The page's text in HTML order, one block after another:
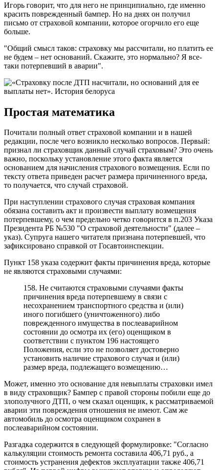
Игорь говорит, что для него не принципиально, где именно
красить поврежденный бампер. Но на днях он получил
письмо от страховой компании, которое огорчило его еще
больше.
"Общий смысл таков: страховку мы рассчитали, но платить ее
не будем – нет оснований. Скажите, это нормально? Я все-
таки потерпевший в аварии".
Простая математика
Почитали полный ответ страховой компании и в нашей
редакции, после чего возникло несколько вопросов. Первый:
признал ли страховщик данный случай страховым? Это очень
важно, поскольку установление этого факта является
основанием для начисления страхового возмещения. Если по
тексту ответа приведен расчет размера причиненного вреда,
то получается, что случай страховой.
При наступлении страхового случая страховая компания
обязана составить акт и произвести выплату возмещения
потерпевшему, о чем предельно четко говорится в п.203 Указа
Президента РБ №530 "О страховой деятельности" (далее –
указ). Супруга нашего читателя признана потерпевшей, что
зафиксировано справкой от Госавтоинспекции.
Пункт 158 указа содержит факты причинения вреда, которые
не являются страховыми случаями:
158. Не считаются страховыми случаями факты
причинения вреда потерпевшему в связи с
несохранением транспортного средства и (или)
иного погибшего (уничтоженного) либо
поврежденного имущества в послеаварийном
состоянии до осмотра их (его) оценщиком в
соответствии с пунктом 196 настоящего
Положения, если это не позволяет достоверно
установить наличие страхового случая и (или)
размер вреда, подлежащего возмещению…
Может, именно это основание для невыплаты страховки имел
в виду страховщик? Бампер с правой стороны побили еще до
злополучного ДТП, о чем сказал оценщик, к рассматриваемой
аварии эти повреждения отношения не имеют. Сам же
автомобиль до осмотра оценщиком сохранен в
послеаварийном состоянии.
Разгадка содержится в следующей формулировке: "Согласно
калькуляции стоимость ремонта составила 406,71 руб., а
стоимость устранения дефектов эксплуатации также 406,71